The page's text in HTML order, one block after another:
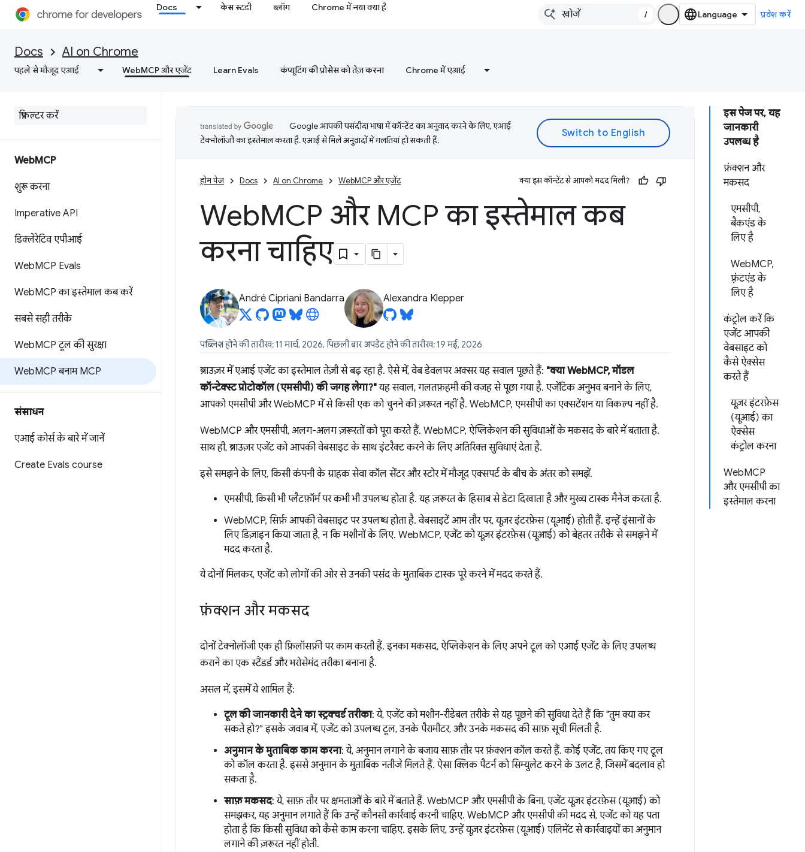
Docs केस स्टडी ब्लॉग Chrome में नया क्या है
/ प्रवेश करें
Docs AI on Chrome
पहले से मौजूद एआई WebMCP और एजेंट Learn Evals कंप्यूटिंग की प्रोसेस को तेज़ करना Chrome में एआई
WebMCP
शुरू करना
Imperative API
डिक्लेरेटिव एपीआई
WebMCP Evals
WebMCP का इस्तेमाल कब करें
सबसे सही तरीके
WebMCP टूल की सुरक्षा
WebMCP बनाम MCP
संसाधन
एआई कोर्स के बारे में जानें
Create Evals course
इस पेज पर, यह
जानकारी
उपलब्ध है
फ़ंक्शन और
मकसद
एमसीपी,
बैकएंड के
लिए है
WebMCP,
फ़्रंटएंड के
लिए है
कंट्रोल करें कि
एजेंट आपकी
वेबसाइट को
कैसे ऐक्सेस
करते हैं
यूज़र इंटरफ़ेस
(यूआई) का
ऐक्सेस
कंट्रोल करना
WebMCP
और एमसीपी का
इस्तेमाल करना
Google आपकी पसंदीदा भाषा में कॉन्टेंट का अनुवाद करने के लिए, एआई
टेक्नोलॉजी का इस्तेमाल करता है. एआई से मिले अनुवादों में गलतियां हो सकती हैं.
होम पेज Docs AI on Chrome WebMCP और एजेंट क्या इस कॉन्टेंट से आपको मदद मिली?
WebMCP और MCP का इस्तेमाल कब
करना चाहिए
André Cipriani Bandarra Alexandra Klepper
पब्लिश होने की तारीख: 11 मार्च, 2026, पिछली बार अपडेट होने की तारीख: 19 मई, 2026
ब्राउज़र में एआई एजेंट का इस्तेमाल तेज़ी से बढ़ रहा है. ऐसे में, वेब डेवलपर अक्सर यह सवाल पूछते हैं: "क्या WebMCP, मॉडल
कॉन्टेक्स्ट प्रोटोकॉल (एमसीपी) की जगह लेगा?"यह सवाल, गलतफ़हमी की वजह से पूछा गया है. एजेंटिक अनुभव बनाने के लिए,
आपको एमसीपी और WebMCP में से किसी एक को चुनने की ज़रूरत नहीं है. WebMCP, एमसीपी का एक्सटेंशन या विकल्प नहीं है.
WebMCP और एमसीपी, अलग-अलग ज़रूरतों को पूरा करते हैं. WebMCP, ऐप्लिकेशन की सुविधाओं के मकसद के बारे में बताता है.
साथ ही, ब्राउज़र एजेंट को आपकी वेबसाइट के साथ इंटरैक्ट करने के लिए अतिरिक्त सुविधाएं देता है.
इसे समझने के लिए, किसी कंपनी के ग्राहक सेवा कॉल सेंटर और स्टोर में मौजूद एक्सपर्ट के बीच के अंतर को समझें.
एमसीपी, किसी भी प्लैटफ़ॉर्म पर कभी भी उपलब्ध होता है. यह ज़रूरत के हिसाब से डेटा दिखाता है और मुख्य टास्क मैनेज करता है.
WebMCP, सिर्फ़ आपकी वेबसाइट पर उपलब्ध होता है. वेबसाइटें आम तौर पर, यूज़र इंटरफ़ेस (यूआई) होती हैं. इन्हें इंसानों के
लिए डिज़ाइन किया जाता है, न कि मशीनों के लिए. WebMCP, एजेंट को यूज़र इंटरफ़ेस (यूआई) को बेहतर तरीके से समझने में
मदद करता है.
ये दोनों मिलकर, एजेंट को लोगों की ओर से उनकी पसंद के मुताबिक टास्क पूरे करने में मदद करते हैं.
फ़ंक्शन और मकसद
दोनों टेक्नोलॉजी एक ही फ़िलॉसफ़ी पर काम करती हैं. इनका मकसद, ऐप्लिकेशन के लिए अपने टूल को एआई एजेंट के लिए उपलब्ध
कराने का एक स्टैंडर्ड और भरोसेमंद तरीका बनाना है.
असल में, इसमें ये शामिल हैं:
टूल की जानकारी देने का स्ट्रक्चर्ड तरीका: ये, एजेंट को मशीन-रीडेबल तरीके से यह पूछने की सुविधा देते हैं कि "तुम क्या कर
सकते हो?" इसके जवाब में, एजेंट को उपलब्ध टूल, उनके पैरामीटर, और उनके मकसद की साफ़ सूची मिलती है.
अनुमान के मुताबिक काम करना: ये, अनुमान लगाने के बजाय साफ़ तौर पर फ़ंक्शन कॉल करते हैं. कोई एजेंट, तय किए गए टूल
को कॉल करता है. इससे अनुमान के मुताबिक नतीजे मिलते हैं. ऐसा क्लिक पैटर्न को सिम्युलेट करने के उलट है, जिसमें बदलाव हो
सकता है.
साफ़ मकसद: ये, साफ़ तौर पर क्षमताओं के बारे में बताते हैं. WebMCP और एमसीपी के बिना, एजेंट यूज़र इंटरफ़ेस (यूआई) को
समझकर, यह अनुमान लगाते हैं कि उन्हें कौनसी कार्रवाई करनी चाहिए. WebMCP और एमसीपी की मदद से, एजेंट को यह पता
होता है कि किसी सुविधा को कैसे काम करना चाहिए. इसके लिए, उन्हें यूज़र इंटरफ़ेस (यूआई) एलिमेंट से कार्रवाइयों का अनुमान
लगाने की ज़रूरत नहीं होती.